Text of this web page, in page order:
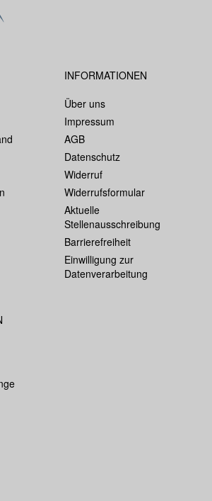
INFORMATIONEN
Über uns
Impressum
AGB
Datenschutz
Widerruf
Widerrufsformular
Aktuelle
Stellenausschreibung
Barrierefreiheit
Einwilligung zur
Datenverarbeitung